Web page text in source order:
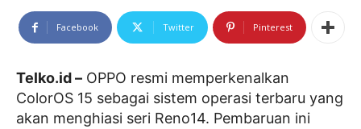
Facebook Twitter Pinterest
Telko.id – OPPO resmi memperkenalkan
ColorOS 15 sebagai sistem operasi terbaru yang
akan menghiasi seri Reno14. Pembaruan ini